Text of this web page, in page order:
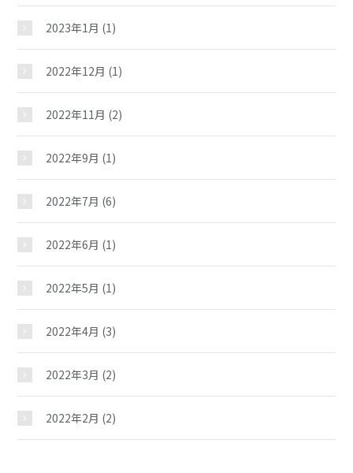
2023年1月 (1)
2022年12月 (1)
2022年11月 (2)
2022年9月 (1)
2022年7月 (6)
2022年6月 (1)
2022年5月 (1)
2022年4月 (3)
2022年3月 (2)
2022年2月 (2)